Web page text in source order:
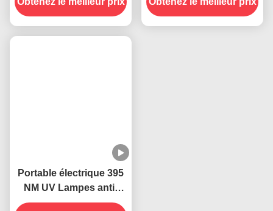
moustiques État solide
Portable électrique 395
NM UV Lampes anti-
moustiques Insectes